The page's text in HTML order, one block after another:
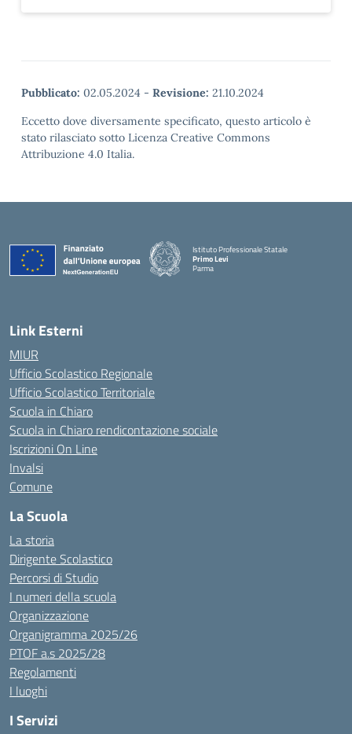
Pubblicato: 02.05.2024 - Revisione: 21.10.2024
Eccetto dove diversamente specificato, questo articolo è
stato rilasciato sotto Licenza Creative Commons
Attribuzione 4.0 Italia.
Istituto Professionale Statale
Primo Levi
Parma
Link Esterni
MIUR
Ufficio Scolastico Regionale
Ufficio Scolastico Territoriale
Scuola in Chiaro
Scuola in Chiaro rendicontazione sociale
Iscrizioni On Line
Invalsi
Comune
La Scuola
La storia
Dirigente Scolastico
Percorsi di Studio
I numeri della scuola
Organizzazione
Organigramma 2025/26
PTOF a.s 2025/28
Regolamenti
I luoghi
I Servizi